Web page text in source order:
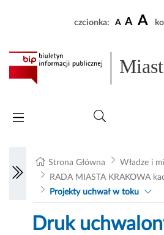
czcionka: A A A
Strona Główna
Władze i
RADA MIASTA KRAKOWA
Projekty uchwał w toku
Druk